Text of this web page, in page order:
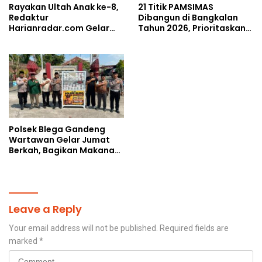
Rayakan Ultah Anak ke-8,
Redaktur
Harianradar.com Gelar
21 Titik PAMSIMAS
Dibangun di Bangkalan
Tahun 2026, Prioritaskan
Polsek Blega Gandeng
Wartawan Gelar Jumat
Berkah, Bagikan Makanan
Leave a Reply
Your email address will not be published. Required fields are
marked *